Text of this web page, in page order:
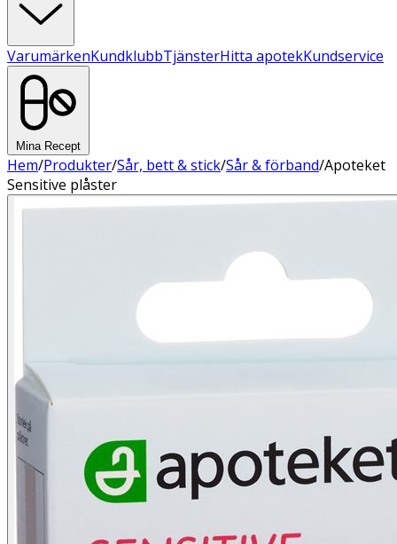
VarumärkenKundklubbTjänsterHitta apotekKundservice
Mina Recept
Hem/Produkter/Sår, bett & stick/Sår & förband/Apoteket
Sensitive plåster